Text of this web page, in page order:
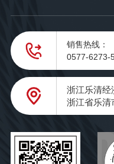
销售热线：
0577-6273-
浙江乐清经
浙江省乐清